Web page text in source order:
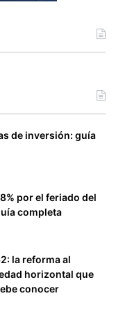
de inversión: guía
por el feriado del
completa
la reforma al
horizontal que
conocer